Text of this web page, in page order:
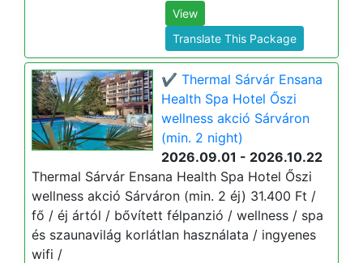
View
Translate This Package
✔️ Thermal Sárvár Ensana
Health Spa Hotel Őszi
wellness akció Sárváron
(min. 2 night)
2026.09.01 - 2026.10.22
Thermal Sárvár Ensana Health Spa Hotel Őszi
wellness akció Sárváron (min. 2 éj) 31.400 Ft /
fő / éj ártól / bővített félpanzió / wellness / spa
és szaunavilág korlátlan használata / ingyenes
wifi /